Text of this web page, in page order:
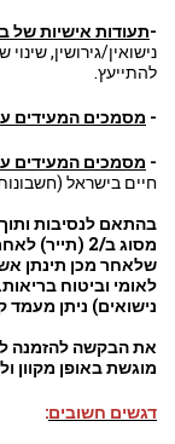
-תעודות אישיות של
נישואין/גירושין,
להתייעץ.
- מסמכים המעידים
- מסמכים המעידים
חיים בישראל
בהתאם לנסיבות ותוך
לאומי וביטוח
נישואים) ניתן
את הבקשה להזמנה
מוגשת באופן מקוון
דגשים חשובים: